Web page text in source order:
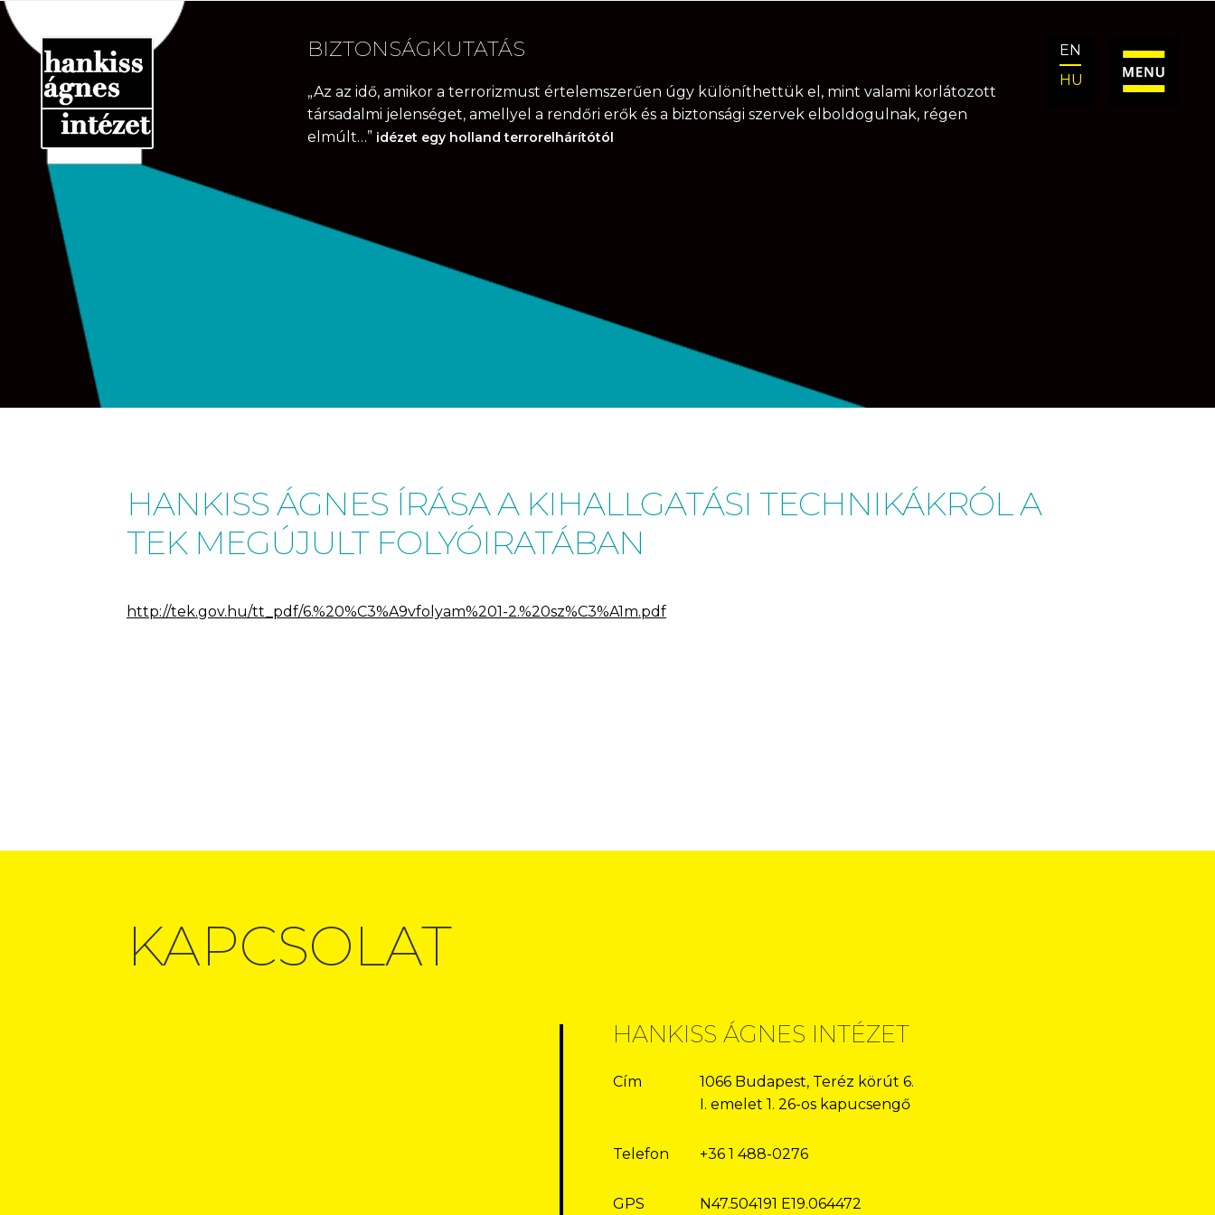
EN
HU
Ugrás
navigációhoz
Kilépés
tartalomba
BIZTONSÁGKUTATÁS
„Az az idő, amikor a terrorizmust értelemszerűen úgy különíthettük el, mint valami korlátozott
társadalmi jelenséget, amellyel a rendőri erők és a biztonsági szervek elboldogulnak, régen
elmúlt…” idézet egy holland terrorelhárítótól
HANKISS ÁGNES ÍRÁSA A KIHALLGATÁSI TECHNIKÁKRÓL A
TEK MEGÚJULT FOLYÓIRATÁBAN
http://tek.gov.hu/tt_pdf/6.%20%C3%A9vfolyam%201-2.%20sz%C3%A1m.pdf
KAPCSOLAT
HANKISS ÁGNES INTÉZET
Cím
1066 Budapest, Teréz körút 6.
I. emelet 1. 26-os kapucsengő
Telefon +36 1 488-0276
GPS N47.504191 E19.064472